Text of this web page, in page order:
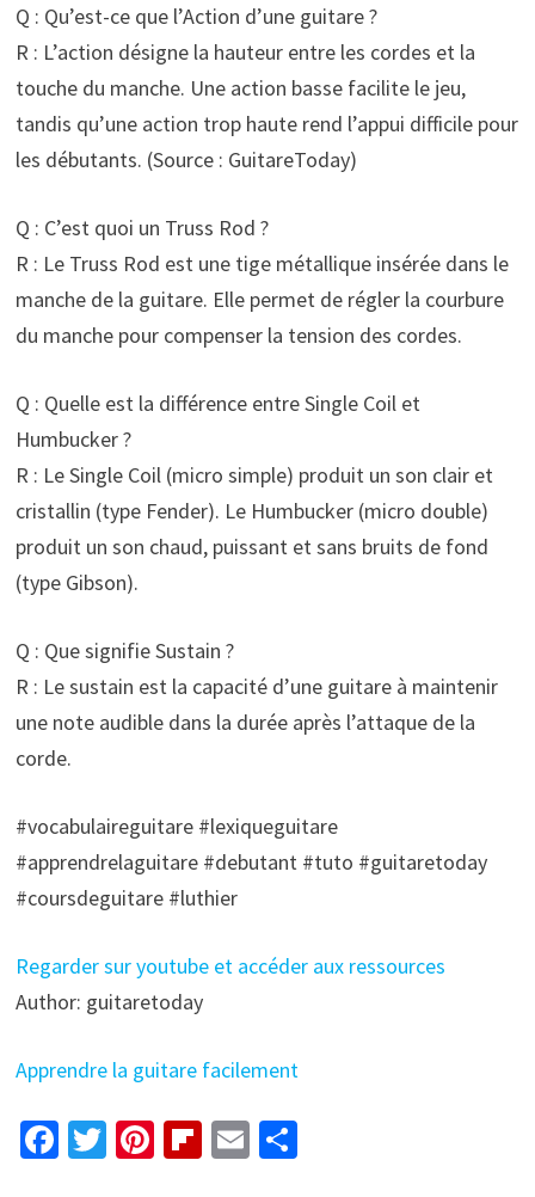
Q : Qu’est-ce que l’Action d’une guitare ?
R : L’action désigne la hauteur entre les cordes et la
touche du manche. Une action basse facilite le jeu,
tandis qu’une action trop haute rend l’appui difficile pour
les débutants. (Source : GuitareToday)
Q : C’est quoi un Truss Rod ?
R : Le Truss Rod est une tige métallique insérée dans le
manche de la guitare. Elle permet de régler la courbure
du manche pour compenser la tension des cordes.
Q : Quelle est la différence entre Single Coil et
Humbucker ?
R : Le Single Coil (micro simple) produit un son clair et
cristallin (type Fender). Le Humbucker (micro double)
produit un son chaud, puissant et sans bruits de fond
(type Gibson).
Q : Que signifie Sustain ?
R : Le sustain est la capacité d’une guitare à maintenir
une note audible dans la durée après l’attaque de la
corde.
#vocabulaireguitare #lexiqueguitare
#apprendrelaguitare #debutant #tuto #guitaretoday
#coursdeguitare #luthier
Regarder sur youtube et accéder aux ressources
Author: guitaretoday
Apprendre la guitare facilement
Fa T Pi Fl E P